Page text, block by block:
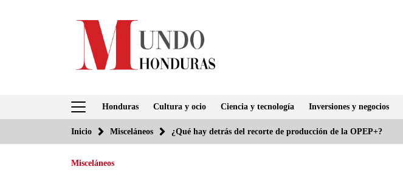
Honduras Cultura y ocio Ciencia y tecnología Inversiones y negocios
Inicio Misceláneos ¿Qué hay detrás del recorte de producción de la OPEP+?
Misceláneos